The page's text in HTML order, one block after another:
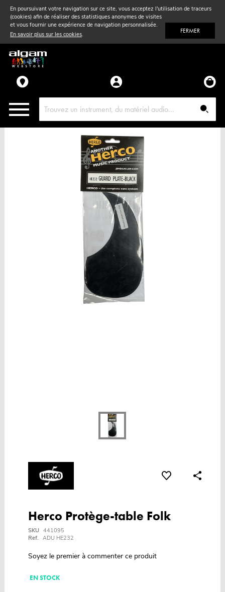
En poursuivant votre navigation sur ce site, vous acceptez l'utilisation de traceurs
(cookies) afin de réaliser des statistiques anonymes de visites
et vous fournir une expérience de navigation personnalisée.
En savoir plus sur les cookies. FERMER
Vent& Violon
Accessoires
Pièces détachées
Herco Protège-table Folk
SKU 441095
Ref. ADU HE232
Soyez le premier à commenter ce produit
EN STOCK